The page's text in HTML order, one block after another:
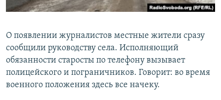
О появлении журналистов местные жители сразу
сообщили руководству села. Исполняющий
обязанности старосты по телефону вызывает
полицейского и пограничников. Говорит: во время
военного положения здесь все начеку.